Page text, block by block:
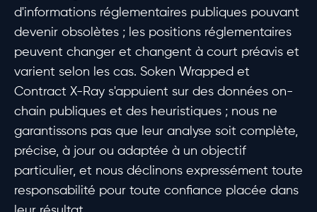
d'informations réglementaires publiques pouvant
devenir obsolètes ; les positions réglementaires
peuvent changer et changent à court préavis et
varient selon les cas. Soken Wrapped et
Contract X-Ray s'appuient sur des données on-
chain publiques et des heuristiques ; nous ne
garantissons pas que leur analyse soit complète,
précise, à jour ou adaptée à un objectif
particulier, et nous déclinons expressément toute
responsabilité pour toute confiance placée dans